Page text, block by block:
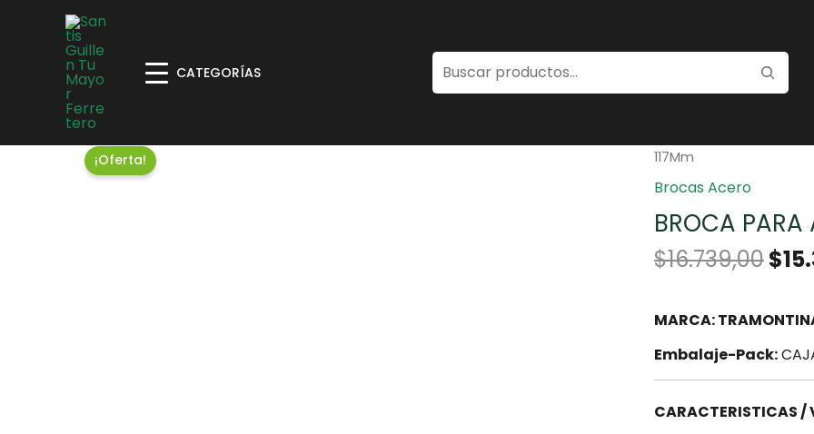
CATEGORÍAS
¡Oferta!
117Mm
Brocas Acero
BROCA PARA
$16.739,00$
MARCA:
Embalaje-Pack:
CARACTERISTICAS /